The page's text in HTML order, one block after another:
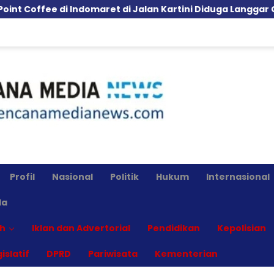
di Jalan Kartini Diduga Langgar GSB, Pemkot Diminta
Profil Nasional Politik Hukum Internasional
Iklan dan Advertorial Pendidikan Kepolisian
DPRD Pariwisata Kementerian